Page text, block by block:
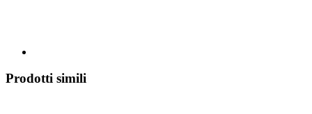
Prodotti simili